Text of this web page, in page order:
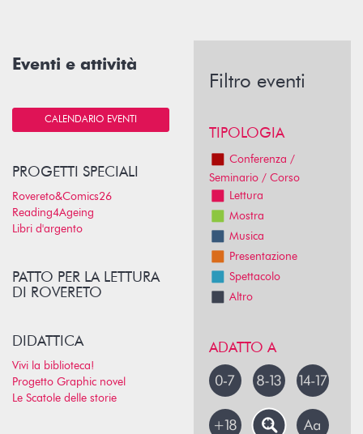
Eventi e attività
CALENDARIO EVENTI
PROGETTI SPECIALI
Rovereto&Comics26
Reading4Ageing
Libri d'argento
PATTO PER LA LETTURA
DI ROVERETO
DIDATTICA
Vivi la biblioteca!
Progetto Graphic novel
Le Scatole delle storie
Filtro eventi
TIPOLOGIA
Conferenza /
Seminario / Corso
Lettura
Mostra
Musica
Presentazione
Spettacolo
Altro
ADATTO A